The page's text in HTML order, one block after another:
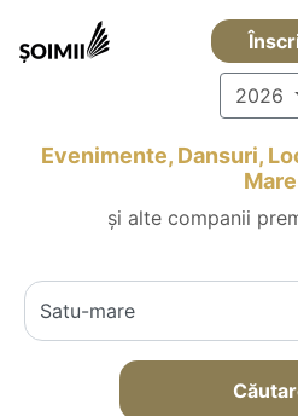
2026
Evenimente, Dansuri,
Mare
și alte companii